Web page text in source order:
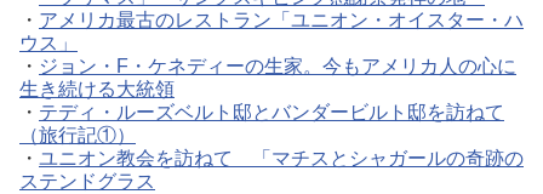
・ アメリカ最古のレストラン「ユニオン・オイスター・ハ
ウス」
・ ジョン・F・ケネディーの生家。今もアメリカ人の心に
生き続ける大統領
・ テディ・ルーズベルト邸とバンダービルト邸を訪ねて
（旅行記①）
・ ユニオン教会を訪ねて 「マチスとシャガールの奇跡の
ステンドグラス